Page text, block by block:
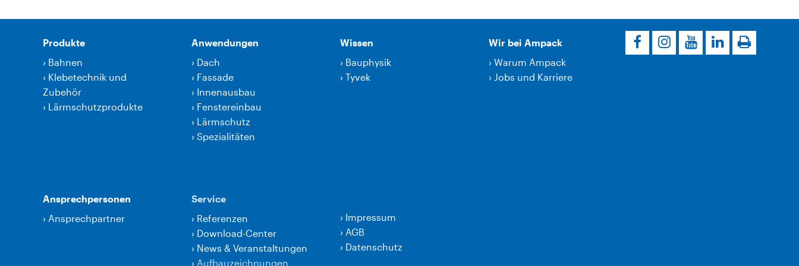
Produkte
› Bahnen
› Klebetechnik und
Zubehör
› Lärmschutzprodukte
Anwendungen
› Dach
› Fassade
› Innenausbau
› Fenstereinbau
› Lärmschutz
› Spezialitäten
Wissen
› Bauphysik
› Tyvek
Wir bei Ampack
› Warum Ampack
› Jobs und Karriere
Ansprechpersonen
› Ansprechpartner
Service
› Referenzen
› Download-Center
› News & Veranstaltungen
› Aufbauzeichnungen
› Impressum
› AGB
› Datenschutz